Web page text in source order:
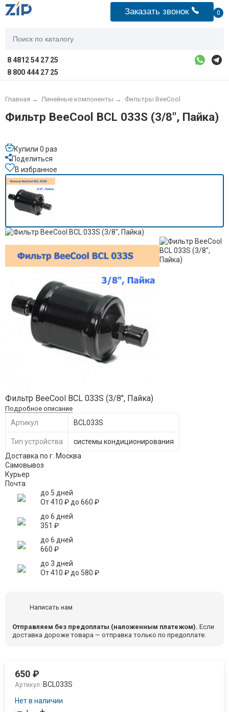
Заказать звонок 0
8 4812 54 27 25
8 800 444 27 25
Главная → Линейные компоненты → Фильтры BeeCool
Фильтр BeeCool BCL 033S (3/8", Пайка)
Купили 0 раз
Поделиться
В избранное
Фильтр BeeCool BCL 033S (3/8", Пайка)
Подробное описание
Артикул BCL033S
Тип устройства
системы кондиционирования
Доставка по г. Москва
Самовывоз
Курьер
Почта
до 5 дней
От 410 ₽ до 660 ₽
до 6 дней
351 ₽
до 6 дней
660 ₽
до 3 дней
От 410 ₽ до 580 ₽
Написать нам
Отправляем без предоплаты (наложенным платежом). Если
доставка дороже товара — отправка только по предоплате.
650₽
Артикул: BCL033S
Нет в наличии